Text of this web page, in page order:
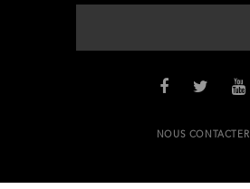
NOUS CONTACTER